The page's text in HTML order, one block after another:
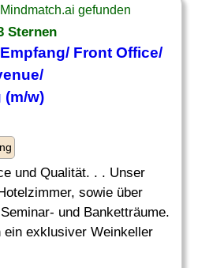
gefunden
Sternen
Front Office/
(m/w)
und Qualität. . . Unser
sowie über
und Banketträume.
exklusiver Weinkeller